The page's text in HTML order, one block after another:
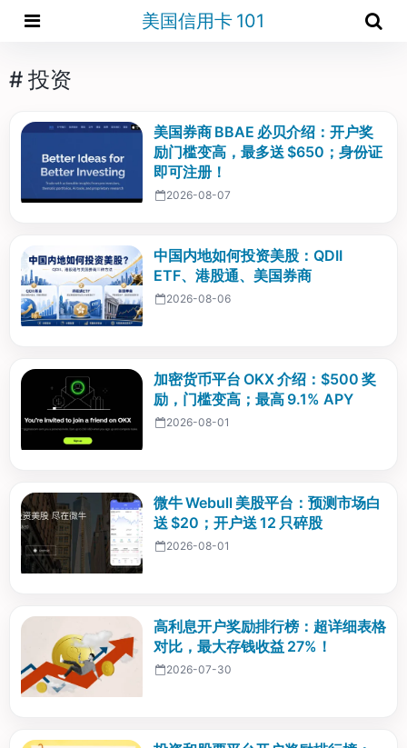
美国信用卡 101
# 投资
美国券商 BBAE 必贝介绍：开户奖
励门槛变高，最多送 $650；身份证
即可注册！
2026-08-07
中国内地如何投资美股：QDII
ETF、港股通、美国券商
2026-08-06
加密货币平台 OKX 介绍：$500 奖
励，门槛变高；最高 9.1% APY
2026-08-01
微牛 Webull 美股平台：预测市场白
送 $20；开户送 12 只碎股
2026-08-01
高利息开户奖励排行榜：超详细表格
对比，最大存钱收益 27%！
2026-07-30